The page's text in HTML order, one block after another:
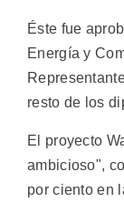
Éste fue
Energía y
resto de los
El proyecto
ambicioso",
por ciento en